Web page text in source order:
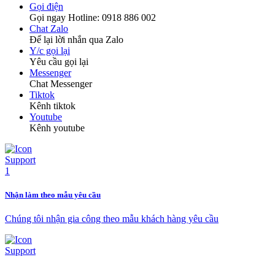
Gọi điện
Gọi ngay Hotline: 0918 886 002
Chat Zalo
Để lại lời nhắn qua Zalo
Y/c gọi lại
Yêu cầu gọi lại
Messenger
Chat Messenger
Tiktok
Kênh tiktok
Youtube
Kênh youtube
Nhận làm theo mẫu yêu cầu
Chúng tôi nhận gia công theo mẫu khách hàng yêu cầu